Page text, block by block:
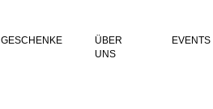
GESCHENKE
ÜBER
UNS
EVENTS